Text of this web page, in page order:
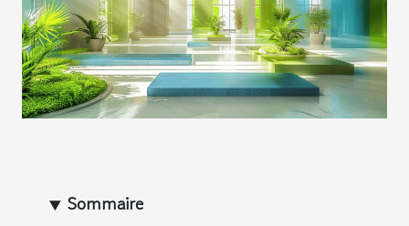
Sommaire